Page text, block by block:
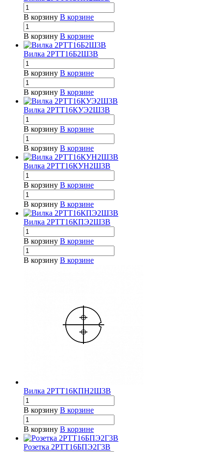
В корзину В корзине
В корзину В корзине
Вилка 2РТТ16Б2Ш3В
В корзину В корзине
В корзину В корзине
Вилка 2РТТ16КУЭ2Ш3В
В корзину В корзине
В корзину В корзине
Вилка 2РТТ16КУН2Ш3В
В корзину В корзине
В корзину В корзине
Вилка 2РТТ16КПЭ2Ш3В
В корзину В корзине
В корзину В корзине
Вилка 2РТТ16КПН2Ш3В
В корзину В корзине
В корзину В корзине
Розетка 2РТТ16БПЭ2Г3В